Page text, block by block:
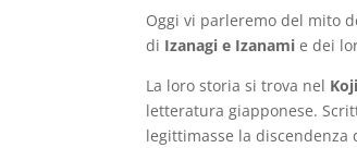
Oggi vi parleremo del mito
di Izanagi e Izanami e dei
La loro storia si trova nel
letteratura giapponese.
legittimasse la discendenza